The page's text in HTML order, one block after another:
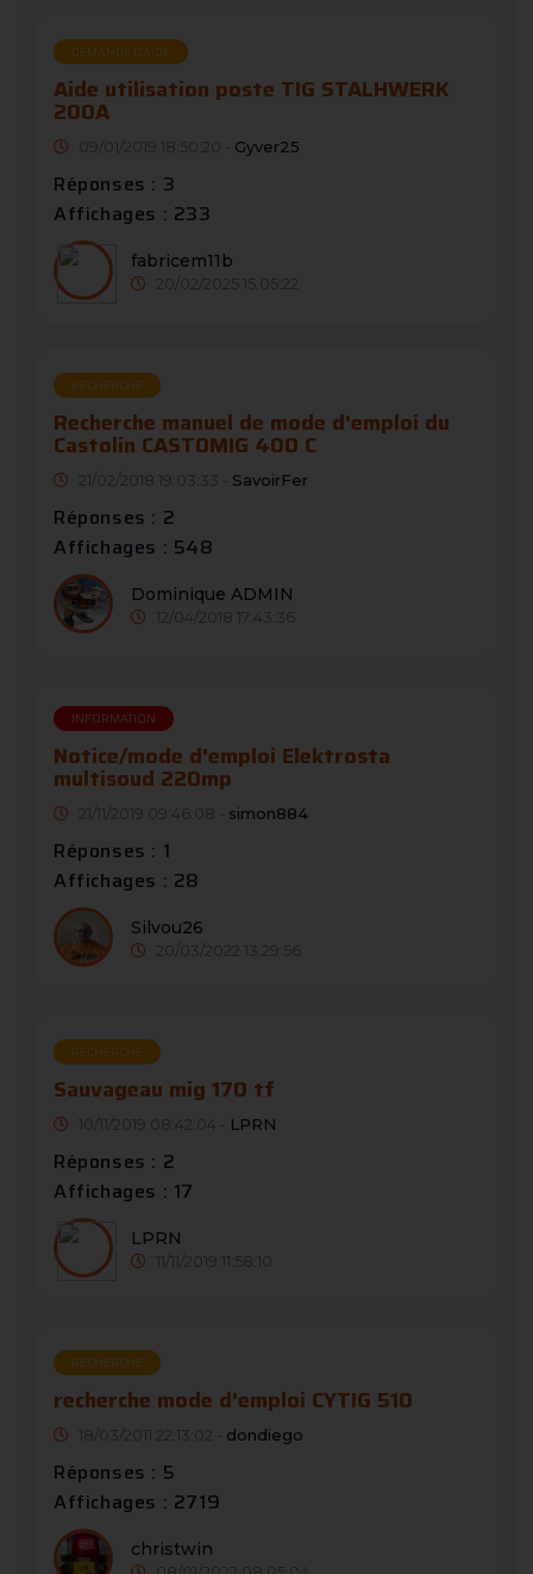
DEMANDE D’AIDE
Aide utilisation poste TIG STALHWERK
200A
09/01/2019 18:50:20 - Gyver25
Réponses : 3
Affichages : 233
fabricem11b
20/02/2025 15:05:22
RECHERCHE
Recherche manuel de mode d'emploi du
Castolin CASTOMIG 400 C
21/02/2018 19:03:33 - SavoirFer
Réponses : 2
Affichages : 548
Dominique ADMIN
12/04/2018 17:43:36
INFORMATION
Notice/mode d'emploi Elektrosta
multisoud 220mp
21/11/2019 09:46:08 - simon884
Réponses : 1
Affichages : 28
Silvou26
20/03/2022 13:29:56
RECHERCHE
Sauvageau mig 170 tf
10/11/2019 08:42:04 - LPRN
Réponses : 2
Affichages : 17
LPRN
11/11/2019 11:58:10
RECHERCHE
recherche mode d'emploi CYTIG 510
18/03/2011 22:13:02 - dondiego
Réponses : 5
Affichages : 2719
christwin